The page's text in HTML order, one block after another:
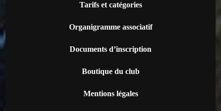
Tarifs et catégories
Organigramme associatif
Documents d’inscription
Boutique du club
Mentions légales